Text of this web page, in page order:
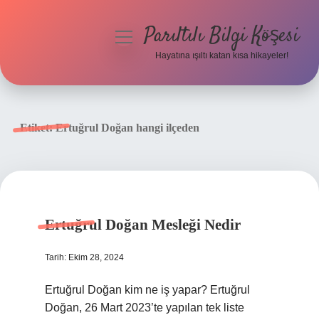
menüyüParıltılı Bilgi Köşesi
Hayatına ışıltı katan kısa hikayeler!
Etiket:Ertuğrul Doğan hangi ilçeden
Ertuğrul Doğan Mesleği Nedir
Tarih: Ekim 28, 2024
Ertuğrul Doğan kim ne iş yapar? Ertuğrul
Doğan, 26 Mart 2023’te yapılan tek liste